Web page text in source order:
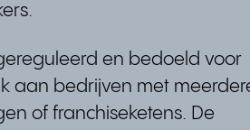
en bedoeld voor
aan bedrijven met
of franchiseketens. De